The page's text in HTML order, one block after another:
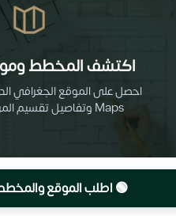
اكتشف المخطط
Maps وتفاصيل تقسيم المرافق والخدمات
🟢 اطلب الموقع